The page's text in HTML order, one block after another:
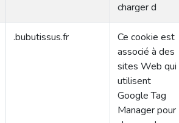
charger d
.bubutissus.fr
Ce cookie est
associé à des
sites Web qui
utilisent
Google Tag
Manager pour